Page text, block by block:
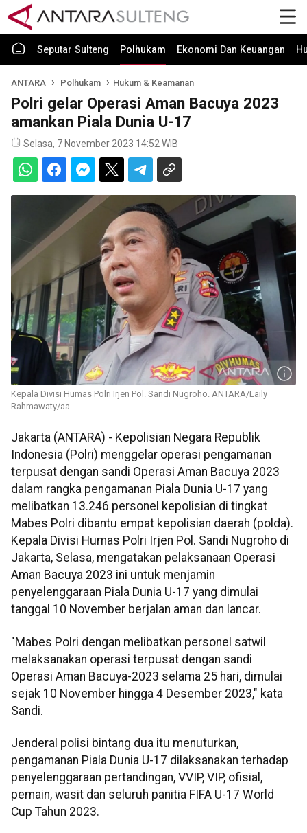
Seputar Sulteng Polhukam Ekonomi Dan Keuangan
ANTARA Polhukam Hukum & Keamanan
Polri gelar Operasi Aman Bacuya 2023
amankan Piala Dunia U-17
Selasa, 7 November 2023 14:52 WIB
Kepala Divisi Humas Polri Irjen Pol. Sandi Nugroho. ANTARA/Laily
Rahmawaty/aa.
Jakarta (ANTARA) - Kepolisian Negara Republik
Indonesia (Polri) menggelar operasi pengamanan
terpusat dengan sandi Operasi Aman Bacuya 2023
dalam rangka pengamanan Piala Dunia U-17 yang
melibatkan 13.246 personel kepolisian di tingkat
Mabes Polri dibantu empat kepolisian daerah (polda).
Kepala Divisi Humas Polri Irjen Pol. Sandi Nugroho di
Jakarta, Selasa, mengatakan pelaksanaan Operasi
Aman Bacuya 2023 ini untuk menjamin
penyelenggaraan Piala Dunia U-17 yang dimulai
tanggal 10 November berjalan aman dan lancar.
"Mabes Polri dengan melibatkan personel satwil
melaksanakan operasi terpusat dengan sandi
Operasi Aman Bacuya-2023 selama 25 hari, dimulai
sejak 10 November hingga 4 Desember 2023," kata
Sandi.
Jenderal polisi bintang dua itu menuturkan,
pengamanan Piala Dunia U-17 dilaksanakan terhadap
penyelenggaraan pertandingan, VVIP, VIP, ofisial,
pemain, wasit dan seluruh panitia FIFA U-17 World
Cup Tahun 2023.